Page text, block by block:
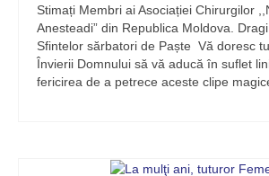
Stimați Membri ai Asociației Chirurgilor
Anesteadi” din Republica Moldova.
Sfintelor sărbatori de Paște Vă doresc
Învierii Domnului să vă aducă în suflet
fericirea de a petrece aceste clipe